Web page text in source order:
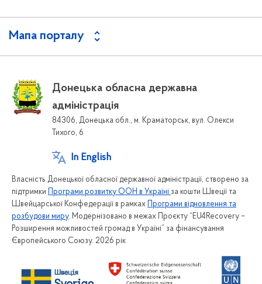
Мапа порталу
Донецька обласна державна
адміністрація
84306, Донецька обл., м. Краматорськ, вул. Олекси
Тихого, 6
In English
Власність Донецької обласної державної адміністрації, створено за
підтримки Програми розвитку ООН в Україні за кошти Швеції та
Швейцарської Конфедерації в рамках Програми відновлення та
розбудови миру. Модернізовано в межах Проєкту “EU4Recovery –
Розширення можливостей громад в Україні” за фінансування
Європейського Союзу. 2026 рік